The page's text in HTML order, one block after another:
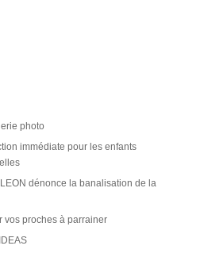
photo
immédiate pour les enfants
dénonce la banalisation de la
vos proches à parrainer